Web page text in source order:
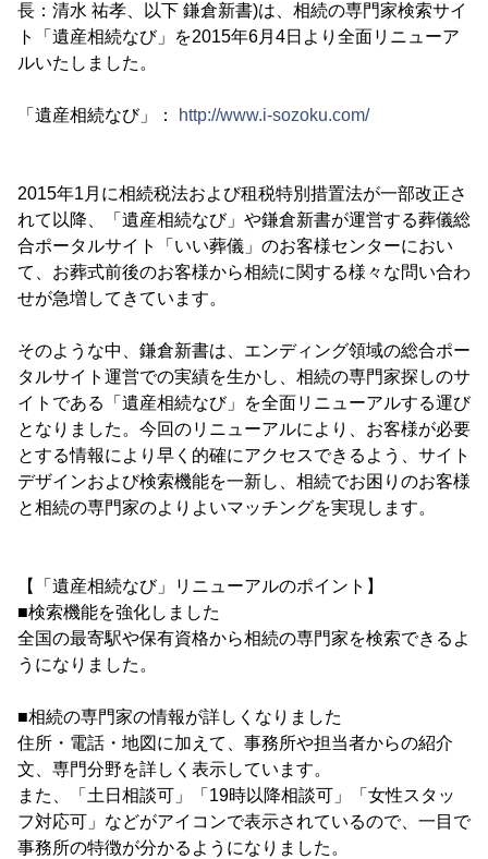
長：清水 祐孝、以下 鎌倉新書)は、相続の専門家検索サイ
ト「遺産相続なび」を2015年6月4日より全面リニューア
ルいたしました。
「遺産相続なび」： http://www.i-sozoku.com/
2015年1月に相続税法および租税特別措置法が一部改正さ
れて以降、「遺産相続なび」や鎌倉新書が運営する葬儀総
合ポータルサイト「いい葬儀」のお客様センターにおい
て、お葬式前後のお客様から相続に関する様々な問い合わ
せが急増してきています。
そのような中、鎌倉新書は、エンディング領域の総合ポー
タルサイト運営での実績を生かし、相続の専門家探しのサ
イトである「遺産相続なび」を全面リニューアルする運び
となりました。今回のリニューアルにより、お客様が必要
とする情報により早く的確にアクセスできるよう、サイト
デザインおよび検索機能を一新し、相続でお困りのお客様
と相続の専門家のよりよいマッチングを実現します。
【「遺産相続なび」リニューアルのポイント】
■検索機能を強化しました
全国の最寄駅や保有資格から相続の専門家を検索できるよ
うになりました。
■相続の専門家の情報が詳しくなりました
住所・電話・地図に加えて、事務所や担当者からの紹介
文、専門分野を詳しく表示しています。
また、「土日相談可」「19時以降相談可」「女性スタッ
フ対応可」などがアイコンで表示されているので、一目で
事務所の特徴が分かるようになりました。